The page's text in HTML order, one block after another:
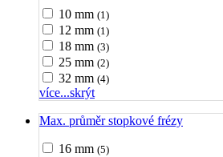
10 mm (1)
12 mm (1)
18 mm (3)
25 mm (2)
32 mm (4)
více...skrýt
Max. průměr stopkové frézy
16 mm (5)